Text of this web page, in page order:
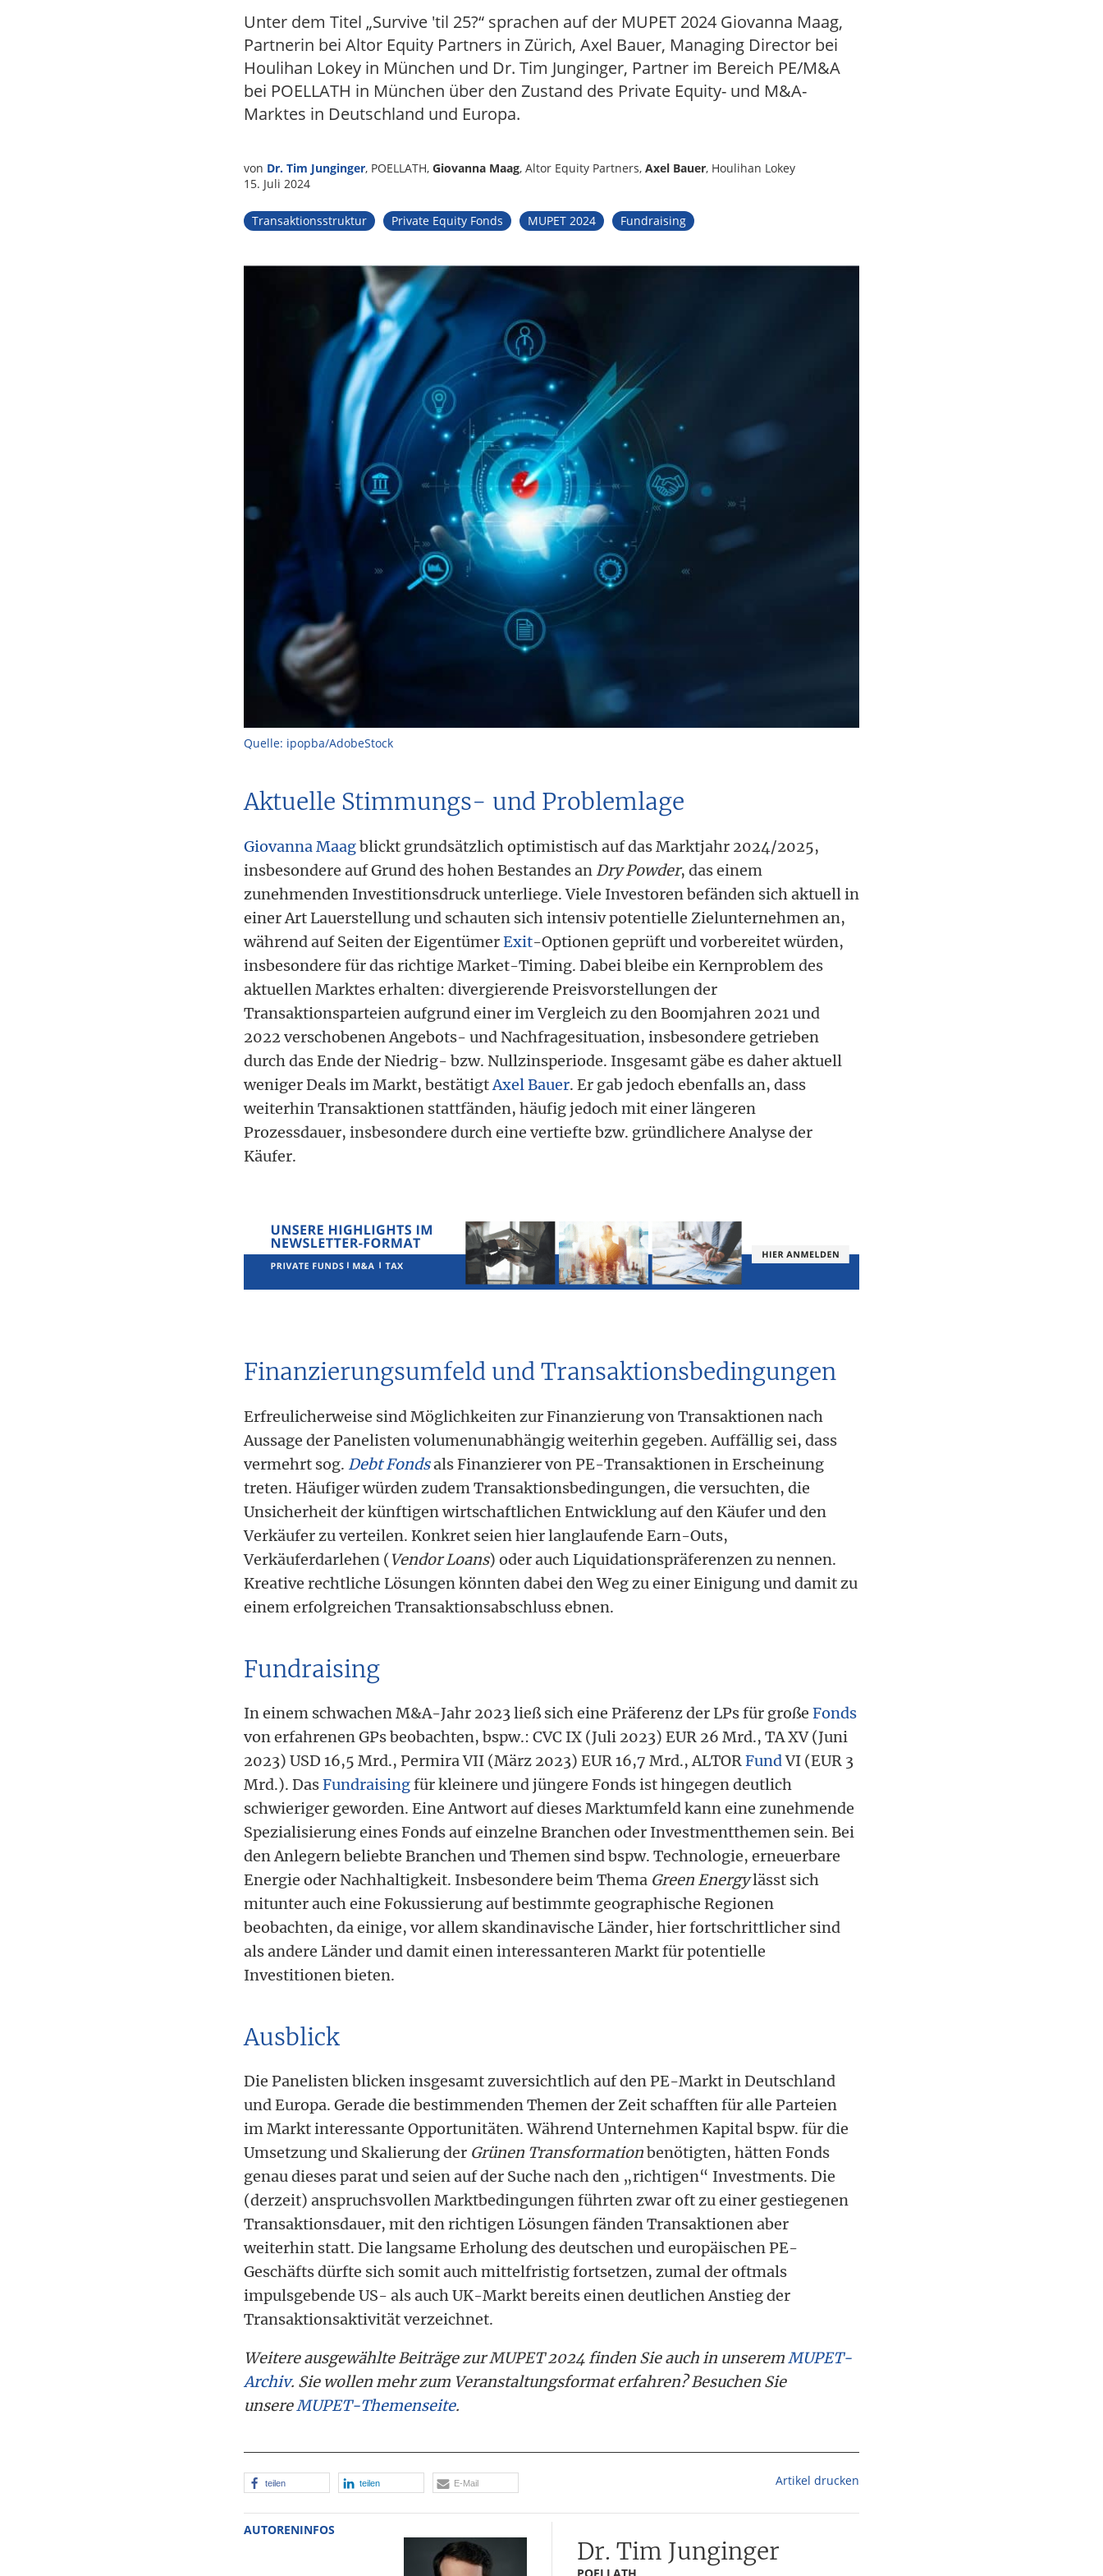
Unter dem Titel „Survive 'til 25?“ sprachen auf der MUPET 2024 Giovanna Maag,
Partnerin bei Altor Equity Partners in Zürich, Axel Bauer, Managing Director bei
Houlihan Lokey in München und Dr. Tim Junginger, Partner im Bereich PE/M&A
bei POELLATH in München über den Zustand des Private Equity- und M&A-
Marktes in Deutschland und Europa.
von Dr. Tim Junginger, POELLATH, Giovanna Maag, Altor Equity Partners, Axel Bauer, Houlihan Lokey
15. Juli 2024
Transaktionsstruktur Private Equity Fonds MUPET 2024 Fundraising
Quelle: ipopba/AdobeStock
Aktuelle Stimmungs- und Problemlage
Giovanna Maagblickt grundsätzlich optimistisch auf das Marktjahr 2024/2025,
insbesondere auf Grund des hohen Bestandes an Dry Powder, das einem
zunehmenden Investitionsdruck unterliege. Viele Investoren befänden sich aktuell in
einer Art Lauerstellung und schauten sich intensiv potentielle Zielunternehmen an,
während auf Seiten der EigentümerExit-Optionen geprüft und vorbereitet würden,
insbesondere für das richtige Market-Timing. Dabei bleibe ein Kernproblem des
aktuellen Marktes erhalten: divergierende Preisvorstellungen der
Transaktionsparteien aufgrund einer im Vergleich zu den Boomjahren 2021 und
2022 verschobenen Angebots- und Nachfragesituation, insbesondere getrieben
durch das Ende der Niedrig- bzw. Nullzinsperiode. Insgesamt gäbe es daher aktuell
weniger Deals im Markt, bestätigtAxel Bauer. Er gab jedoch ebenfalls an, dass
weiterhin Transaktionen stattfänden, häufig jedoch mit einer längeren
Prozessdauer, insbesondere durch eine vertiefte bzw. gründlichere Analyse der
Käufer.
Finanzierungsumfeld und Transaktionsbedingungen
Erfreulicherweise sind Möglichkeiten zur Finanzierung von Transaktionen nach
Aussage der Panelisten volumenunabhängig weiterhin gegeben. Auffällig sei, dass
vermehrt sog. Debt Fondsals Finanzierer von PE-Transaktionen in Erscheinung
treten. Häufiger würden zudem Transaktionsbedingungen, die versuchten, die
Unsicherheit der künftigen wirtschaftlichen Entwicklung auf den Käufer und den
Verkäufer zu verteilen. Konkret seien hier langlaufende Earn-Outs,
Verkäuferdarlehen (Vendor Loans) oder auch Liquidationspräferenzen zu nennen.
Kreative rechtliche Lösungen könnten dabei den Weg zu einer Einigung und damit zu
einem erfolgreichen Transaktionsabschluss ebnen.
Fundraising
In einem schwachen M&A-Jahr 2023 ließ sich eine Präferenz der LPs für große Fonds
von erfahrenen GPs beobachten, bspw.: CVC IX (Juli 2023) EUR 26 Mrd., TA XV (Juni
2023) USD 16,5 Mrd., Permira VII (März 2023) EUR 16,7 Mrd., ALTORFundVI (EUR 3
Mrd.). DasFundraisingfür kleinere und jüngere Fonds ist hingegen deutlich
schwieriger geworden. Eine Antwort auf dieses Marktumfeld kann eine zunehmende
Spezialisierung eines Fonds auf einzelne Branchen oder Investmentthemen sein. Bei
den Anlegern beliebte Branchen und Themen sind bspw. Technologie, erneuerbare
Energie oder Nachhaltigkeit. Insbesondere beim Thema Green Energylässt sich
mitunter auch eine Fokussierung auf bestimmte geographische Regionen
beobachten, da einige, vor allem skandinavische Länder, hier fortschrittlicher sind
als andere Länder und damit einen interessanteren Markt für potentielle
Investitionen bieten.
Ausblick
Die Panelisten blicken insgesamt zuversichtlich auf den PE-Markt in Deutschland
und Europa. Gerade die bestimmenden Themen der Zeit schafften für alle Parteien
im Markt interessante Opportunitäten. Während Unternehmen Kapital bspw. für die
Umsetzung und Skalierung der Grünen Transformationbenötigten, hätten Fonds
genau dieses parat und seien auf der Suche nach den „richtigen“ Investments. Die
(derzeit) anspruchsvollen Marktbedingungen führten zwar oft zu einer gestiegenen
Transaktionsdauer, mit den richtigen Lösungen fänden Transaktionen aber
weiterhin statt. Die langsame Erholung des deutschen und europäischen PE-
Geschäfts dürfte sich somit auch mittelfristig fortsetzen, zumal der oftmals
impulsgebende US- als auch UK-Markt bereits einen deutlichen Anstieg der
Transaktionsaktivität verzeichnet.
Weitere ausgewählte Beiträge zur MUPET 2024 finden Sie auch in unseremMUPET-
Archiv. Sie wollen mehr zum Veranstaltungsformat erfahren? Besuchen Sie
unsereMUPET-Themenseite.
Artikel drucken
teilen teilen E-Mail
AUTORENINFOS
Dr. Tim Junginger